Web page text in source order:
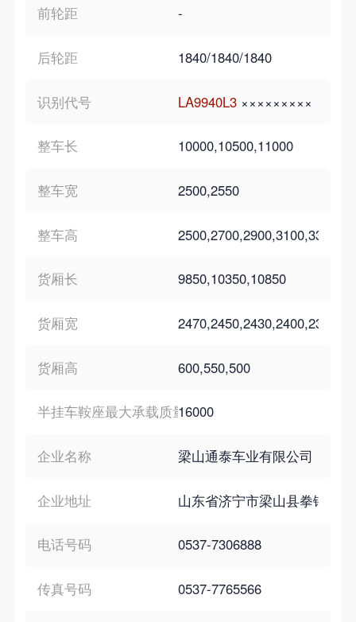
前轮距 -
后轮距 1840/1840/1840
识别代号 LA9940L3 ×××××××××
整车长 10000,10500,11000
整车宽 2500,2550
整车高 2500,2700,2900,3100,3300
货厢长 9850,10350,10850
货厢宽
货厢高 600,550,500
半挂车鞍座最大承载质量16000
企业名称 梁山通泰车业有限公司
企业地址 山东省济宁市梁山县拳铺镇
电话号码 0537-7306888
传真号码 0537-7765566